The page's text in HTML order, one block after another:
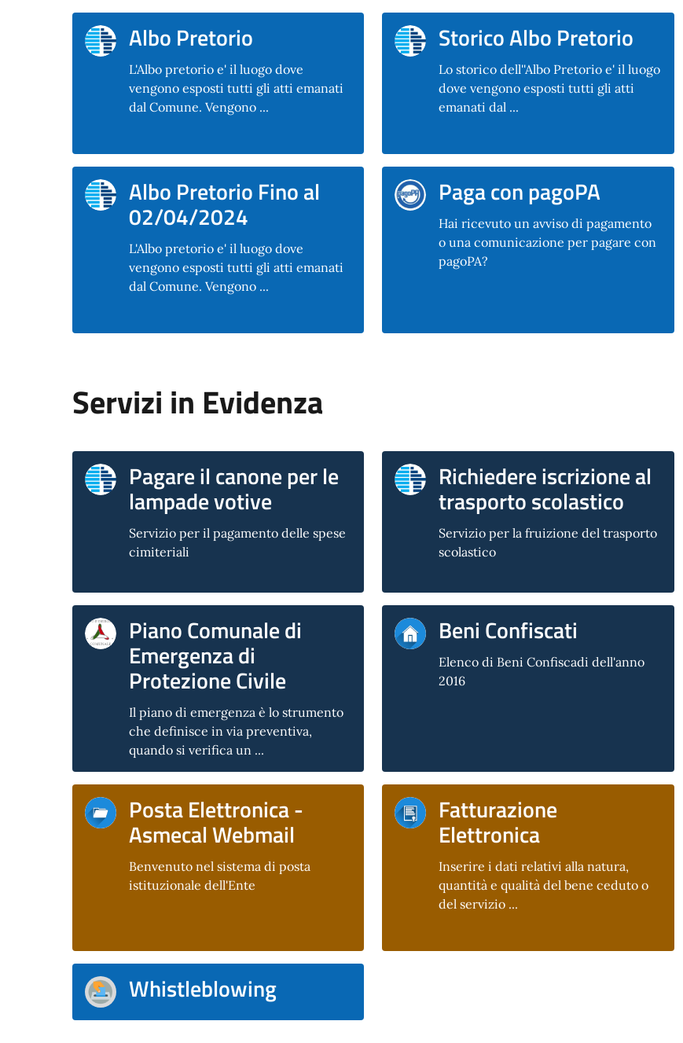
Albo Pretorio
L'Albo pretorio e' il luogo dove
vengono esposti tutti gli atti emanati
dal Comune. Vengono ...
Storico Albo Pretorio
Lo storico dell''Albo Pretorio e' il luogo
dove vengono esposti tutti gli atti
emanati dal ...
Albo Pretorio Fino al
02/04/2024
L'Albo pretorio e' il luogo dove
vengono esposti tutti gli atti emanati
dal Comune. Vengono ...
Paga con pagoPA
Hai ricevuto un avviso di pagamento
o una comunicazione per pagare con
pagoPA?
Servizi in Evidenza
Pagare il canone per le
lampade votive
Servizio per il pagamento delle spese
cimiteriali
Richiedere iscrizione al
trasporto scolastico
Servizio per la fruizione del trasporto
scolastico
Piano Comunale di
Emergenza di
Protezione Civile
Il piano di emergenza è lo strumento
che definisce in via preventiva,
quando si verifica un ...
Beni Confiscati
Elenco di Beni Confiscadi dell'anno
2016
Posta Elettronica -
Asmecal Webmail
Benvenuto nel sistema di posta
istituzionale dell'Ente
Fatturazione
Elettronica
Inserire i dati relativi alla natura,
quantità e qualità del bene ceduto o
del servizio ...
Whistleblowing